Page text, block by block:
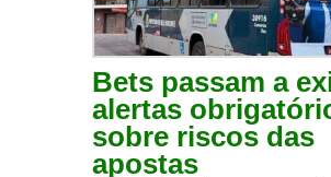
Bets passam a
alertas
sobre riscos das
apostas